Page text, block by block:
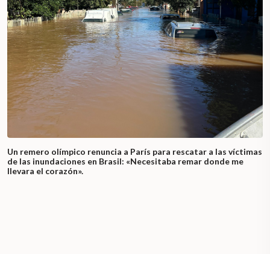
Un remero olímpico renuncia a París para rescatar a las víctimas
de las inundaciones en Brasil: «Necesitaba remar donde me
llevara el corazón».